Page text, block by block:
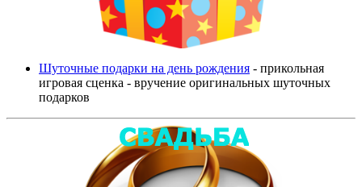
Шуточные подарки на день рождения - прикольная
игровая сценка - вручение оригинальных шуточных
подарков